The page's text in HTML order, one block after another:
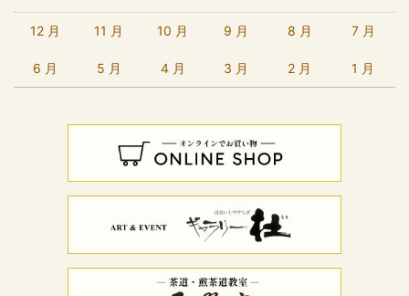
12 月 11 月 10 月 9 月 8 月 7 月
6 月 5 月 4 月 3 月 2 月 1 月